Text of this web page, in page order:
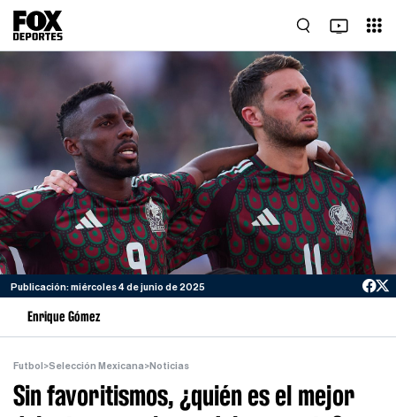
Publicación: miércoles 4 de junio de 2025
Enrique Gómez
Futbol >Selección Mexicana>Noticias
Sin favoritismos, ¿quién es el mejor